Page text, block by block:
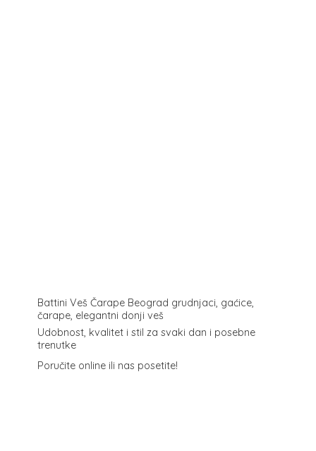
Battini Veš Čarape Beograd grudnjaci, gaćice,
čarape, elegantni donji veš
Udobnost, kvalitet i stil za svaki dan i posebne
trenutke
Poručite online ili nas posetite!